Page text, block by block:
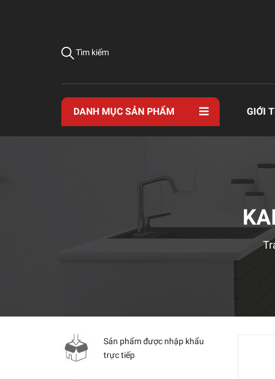
Tìm kiếm
DANH MỤC SẢN PHẨM GIỚI
Sản phẩm được nhập khẩu
trực tiếp